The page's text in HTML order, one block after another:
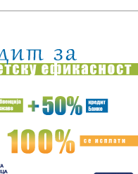
predlaže pravo na bolovanje
toplije nego ikad: Ligursko
mogu biti raspisani u narednim